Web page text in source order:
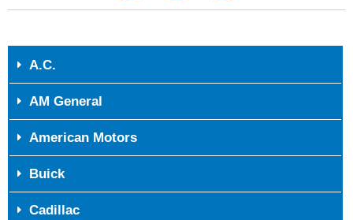
A.C.
AM General
American Motors
Buick
Cadillac